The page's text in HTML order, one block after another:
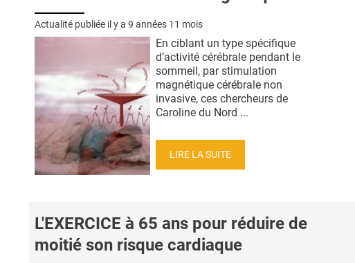
Actualité publiée il y a 9 années 11 mois
En ciblant un type spécifique
d’activité cérébrale pendant le
sommeil, par stimulation
magnétique cérébrale non
invasive, ces chercheurs de
Caroline du Nord ...
LIRE LA SUITE
L'EXERCICE à 65 ans pour réduire de
moitié son risque cardiaque